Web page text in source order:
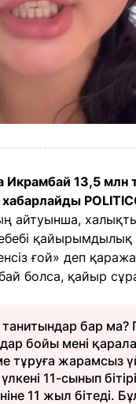
Икрамбай 13,5 млн
айтуынша,
ғой» деп
болса, қайыр
бар ма?
бойы мені
тұруға жарамсыз
11-сынып
11 жыл бітеді.